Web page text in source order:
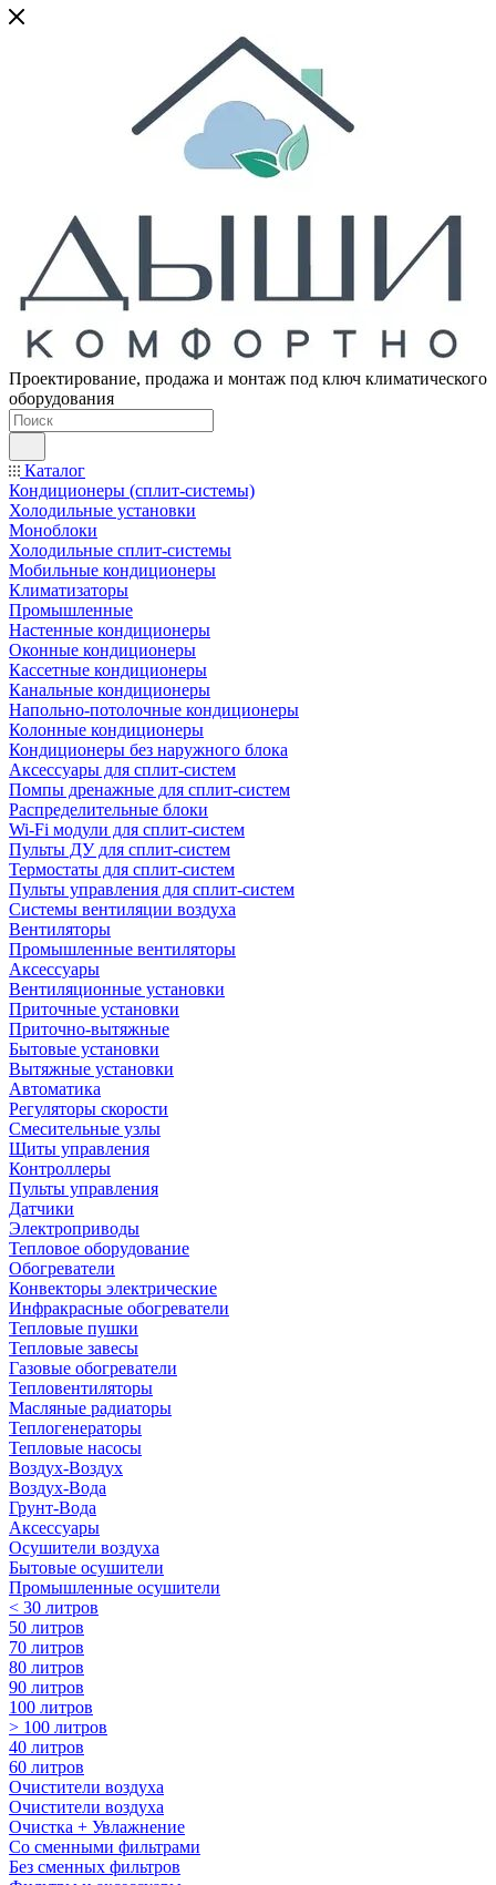
Проектирование, продажа и монтаж под ключ климатического
оборудования
Каталог
Кондиционеры (сплит-системы)
Холодильные установки
Моноблоки
Холодильные сплит-системы
Мобильные кондиционеры
Климатизаторы
Промышленные
Настенные кондиционеры
Оконные кондиционеры
Кассетные кондиционеры
Канальные кондиционеры
Напольно-потолочные кондиционеры
Колонные кондиционеры
Кондиционеры без наружного блока
Аксессуары для сплит-систем
Помпы дренажные для сплит-систем
Распределительные блоки
Wi-Fi модули для сплит-систем
Пульты ДУ для сплит-систем
Термостаты для сплит-систем
Пульты управления для сплит-систем
Системы вентиляции воздуха
Вентиляторы
Промышленные вентиляторы
Аксессуары
Вентиляционные установки
Приточные установки
Приточно-вытяжные
Бытовые установки
Вытяжные установки
Автоматика
Регуляторы скорости
Смесительные узлы
Щиты управления
Контроллеры
Пульты управления
Датчики
Электроприводы
Тепловое оборудование
Обогреватели
Конвекторы электрические
Инфракрасные обогреватели
Тепловые пушки
Тепловые завесы
Газовые обогреватели
Тепловентиляторы
Масляные радиаторы
Теплогенераторы
Тепловые насосы
Воздух-Воздух
Воздух-Вода
Грунт-Вода
Аксессуары
Осушители воздуха
Бытовые осушители
Промышленные осушители
< 30 литров
50 литров
70 литров
80 литров
90 литров
100 литров
> 100 литров
40 литров
60 литров
Очистители воздуха
Очистители воздуха
Очистка + Увлажнение
Cо сменными фильтрами
Без сменных фильтров